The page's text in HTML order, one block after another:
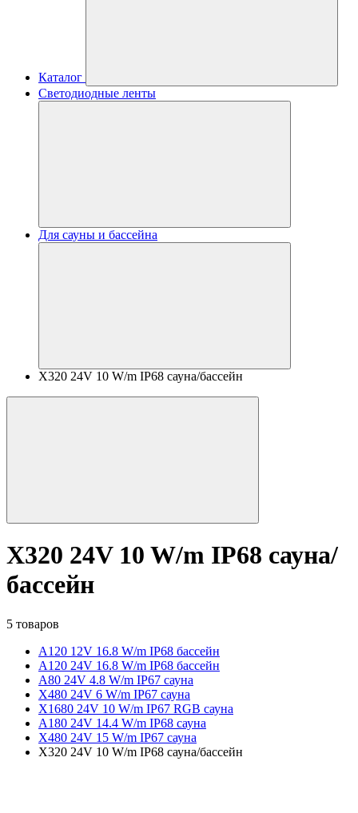
Каталог
Светодиодные ленты
Для сауны и бассейна
X320 24V 10 W/m IP68 сауна/бассейн
X320 24V 10 W/m IP68 сауна/
бассейн
5 товаров
A120 12V 16.8 W/m IP68 бассейн
A120 24V 16.8 W/m IP68 бассейн
A80 24V 4.8 W/m IP67 сауна
X480 24V 6 W/m IP67 сауна
X1680 24V 10 W/m IP67 RGB сауна
A180 24V 14.4 W/m IP68 сауна
X480 24V 15 W/m IP67 сауна
X320 24V 10 W/m IP68 сауна/бассейн